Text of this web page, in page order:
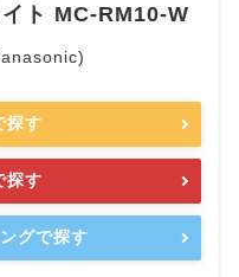
ト MC-RM10-W
探す
探す
グで探す